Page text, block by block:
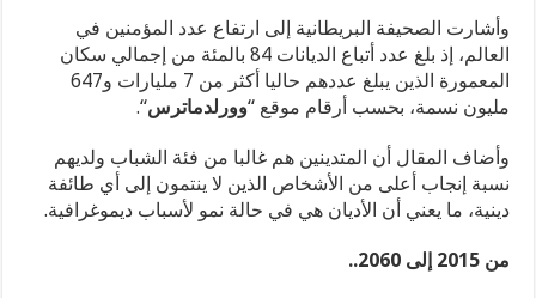
وأشارت الصحيفة البريطانية إلى ارتفاع عدد المؤمنين في
العالم، إذ بلغ عدد أتباع الديانات 84 بالمئة من إجمالي سكان
المعمورة الذين يبلغ عددهم حاليا أكثر من 7 مليارات و647
مليون نسمة، بحسب أرقام موقع “وورلدماترس“.
وأضاف المقال أن المتدينين هم غالبا من فئة الشباب ولديهم
نسبة إنجاب أعلى من الأشخاص الذين لا ينتمون إلى أي طائفة
دينية، ما يعني أن الأديان هي في حالة نمو لأسباب ديموغرافية.
من 2015 إلى 2060..